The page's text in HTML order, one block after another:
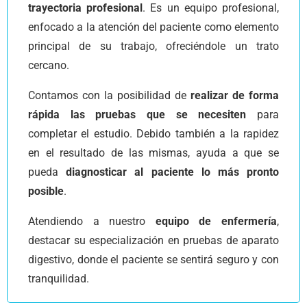
trayectoria profesional. Es un equipo profesional,
enfocado a la atención del paciente como elemento
principal de su trabajo, ofreciéndole un trato
cercano.
Contamos con la posibilidad de realizar de forma
rápida las pruebas que se necesiten para
completar el estudio. Debido también a la rapidez
en el resultado de las mismas, ayuda a que se
puedadiagnosticar al paciente lo más pronto
posible.
Atendiendo a nuestro equipo de enfermería,
destacar su especialización en pruebas de aparato
digestivo, donde el paciente se sentirá seguro y con
tranquilidad.